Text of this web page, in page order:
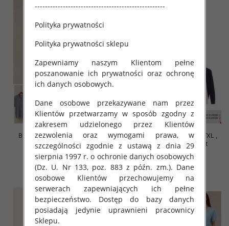
Bluzki damskie Roz S/M-L/XL ,
Mix Kolor Paczka 10 szt
42.00 zł
szczegóły
Bluzki damskie Roz S/M-L/XL ,
Mix Kolor Paczka 10 szt
39.00 zł
szczegóły
---------------------------------------------------
Polityka prywatności
Polityka prywatności sklepu
Zapewniamy naszym Klientom pełne
poszanowanie ich prywatności oraz ochronę
ich danych osobowych.
Dane osobowe przekazywane nam przez
Klientów przetwarzamy w sposób zgodny z
zakresem udzielonego przez Klientów
zezwolenia oraz wymogami prawa, w
szczególności zgodnie z ustawą z dnia 29
sierpnia 1997 r. o ochronie danych osobowych
(Dz. U. Nr 133, poz. 883 z późn. zm.). Dane
osobowe Klientów przechowujemy na
serwerach zapewniających ich pełne
bezpieczeństwo. Dostęp do bazy danych
posiadają jedynie uprawnieni pracownicy
Sklepu.